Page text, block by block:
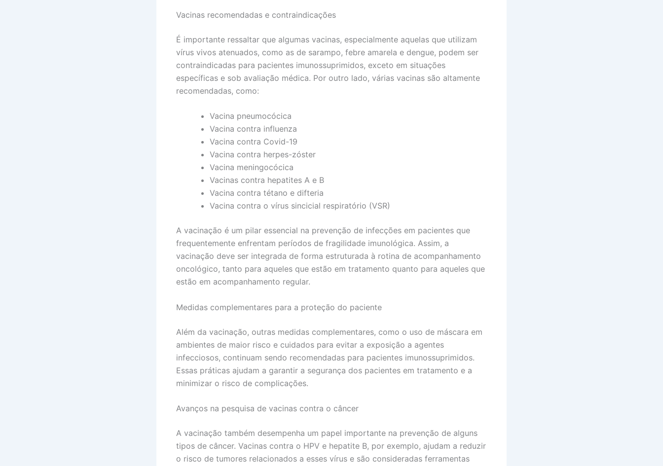
Vacinas recomendadas e contraindicações
É importante ressaltar que algumas vacinas, especialmente aquelas que utilizam
vírus vivos atenuados, como as de sarampo, febre amarela e dengue, podem ser
contraindicadas para pacientes imunossuprimidos, exceto em situações
específicas e sob avaliação médica. Por outro lado, várias vacinas são altamente
recomendadas, como:
Vacina pneumocócica
Vacina contra influenza
Vacina contra Covid-19
Vacina contra herpes-zóster
Vacina meningocócica
Vacinas contra hepatites A e B
Vacina contra tétano e difteria
Vacina contra o vírus sincicial respiratório (VSR)
A vacinação é um pilar essencial na prevenção de infecções em pacientes que
frequentemente enfrentam períodos de fragilidade imunológica. Assim, a
vacinação deve ser integrada de forma estruturada à rotina de acompanhamento
oncológico, tanto para aqueles que estão em tratamento quanto para aqueles que
estão em acompanhamento regular.
Medidas complementares para a proteção do paciente
Além da vacinação, outras medidas complementares, como o uso de máscara em
ambientes de maior risco e cuidados para evitar a exposição a agentes
infecciosos, continuam sendo recomendadas para pacientes imunossuprimidos.
Essas práticas ajudam a garantir a segurança dos pacientes em tratamento e a
minimizar o risco de complicações.
Avanços na pesquisa de vacinas contra o câncer
A vacinação também desempenha um papel importante na prevenção de alguns
tipos de câncer. Vacinas contra o HPV e hepatite B, por exemplo, ajudam a reduzir
o risco de tumores relacionados a esses vírus e são consideradas ferramentas